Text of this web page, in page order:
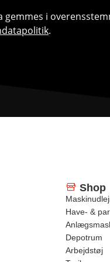
gemmes i
.
Shop
Have- &
Depotrum
Arbejdstøj